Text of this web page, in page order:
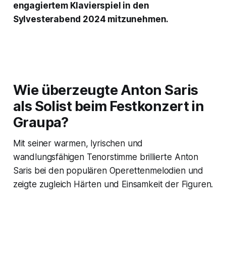
engagiertem Klavierspiel in den
Sylvesterabend 2024 mitzunehmen.
Wie überzeugte Anton Saris
als Solist beim Festkonzert in
Graupa?
Mit seiner warmen, lyrischen und
wandlungsfähigen Tenorstimme brillierte Anton
Saris bei den populären Operettenmelodien und
zeigte zugleich Härten und Einsamkeit der Figuren.